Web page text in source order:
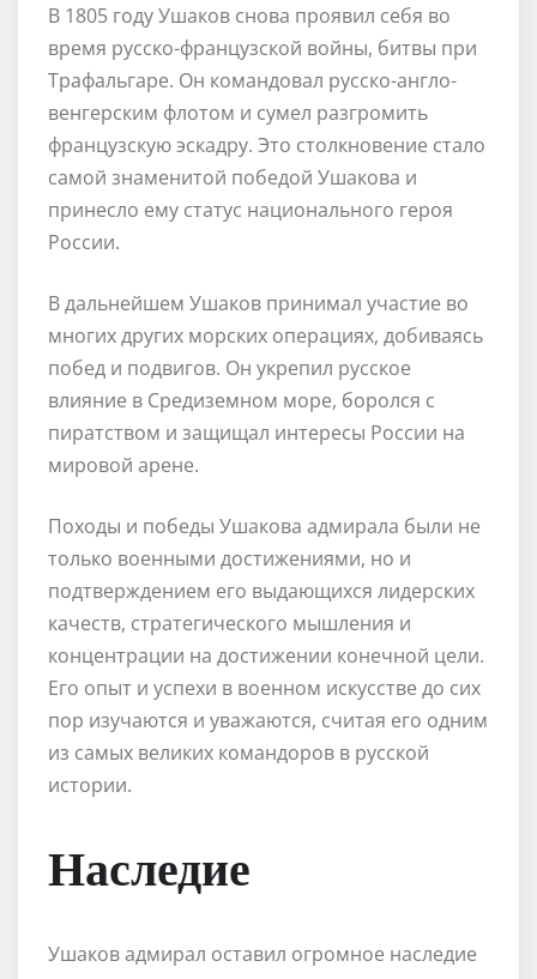
В 1805 году Ушаков снова проявил себя во
время русско-французской войны, битвы при
Трафальгаре. Он командовал русско-англо-
венгерским флотом и сумел разгромить
французскую эскадру. Это столкновение стало
самой знаменитой победой Ушакова и
принесло ему статус национального героя
России.
В дальнейшем Ушаков принимал участие во
многих других морских операциях, добиваясь
побед и подвигов. Он укрепил русское
влияние в Средиземном море, боролся с
пиратством и защищал интересы России на
мировой арене.
Походы и победы Ушакова адмирала были не
только военными достижениями, но и
подтверждением его выдающихся лидерских
качеств, стратегического мышления и
концентрации на достижении конечной цели.
Его опыт и успехи в военном искусстве до сих
пор изучаются и уважаются, считая его одним
из самых великих командоров в русской
истории.
Наследие
Ушаков адмирал оставил огромное наследие